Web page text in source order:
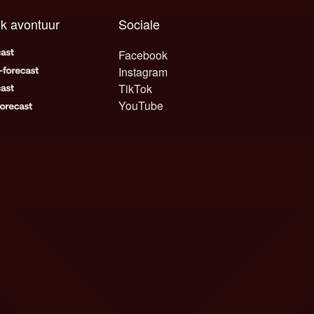
Sociale
Facebook
Instagram
TikTok
YouTube
avontuur